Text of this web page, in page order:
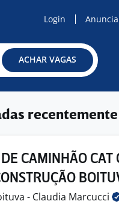
Login
ACHAR VAGAS
recentemente
CAMINHÃO CAT
- Claudia Marcucci